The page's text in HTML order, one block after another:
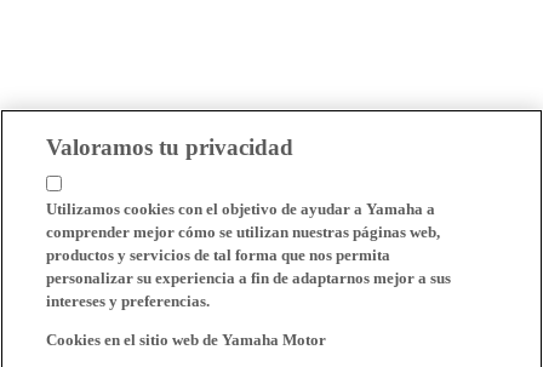
Valoramos tu privacidad
Utilizamos cookies con el objetivo de ayudar a Yamaha a
comprender mejor cómo se utilizan nuestras páginas web,
productos y servicios de tal forma que nos permita
personalizar su experiencia a fin de adaptarnos mejor a sus
intereses y preferencias.
Cookies en el sitio web de Yamaha Motor